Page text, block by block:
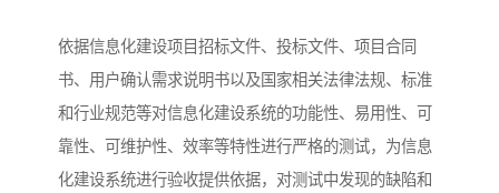
依据信息化建设项目招标文件、投标文件、项目合同
书、用户确认需求说明书以及国家相关法律法规、标准
和行业规范等对信息化建设系统的功能性、易用性、可
靠性、可维护性、效率等特性进行严格的测试，为信息
化建设系统进行验收提供依据，对测试中发现的缺陷和